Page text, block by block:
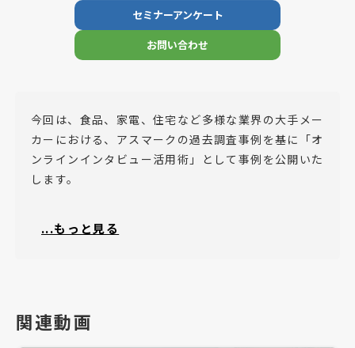
セミナーアンケート
お問い合わせ
今回は、食品、家電、住宅など多様な業界の大手メー
カーにおける、アスマークの過去調査事例を基に「オ
ンラインインタビュー活用術」として事例を公開いた
します。
・オンラインインタビューの導入や活用に関心のある
・調査結果をマーケティングや商品開発に活かしたい
方
...もっと見る
関連動画